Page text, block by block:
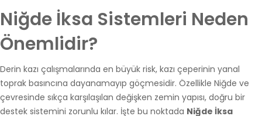
Niğde İksa Sistemleri Neden
Önemlidir?
Derin kazı çalışmalarında en büyük risk, kazı çeperinin yanal
toprak basıncına dayanamayıp göçmesidir. Özellikle Niğde ve
çevresinde sıkça karşılaşılan değişken zemin yapısı, doğru bir
destek sistemini zorunlu kılar. İşte bu noktada Niğde İksa